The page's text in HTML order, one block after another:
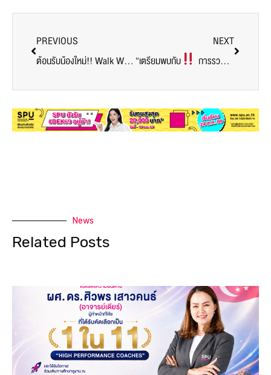
PREVIOUS
ต้อนรับน้องใหม่!! Walk With Me Logistics SPU Freshy’s 66
NEXT
“เตรียมพบกับ
การรวมตัวครั้งยิ่งใหญ่ของผู้เชี่ยวชาญระดับต้นๆ ด้านอุตสาหกรรมการบิน ของประเทศไทย” ในเสวนา “The Future of Aviation Industry”
News
Related Posts